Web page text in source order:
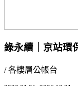
綠永續｜京站環
/ 各樓層公帳台